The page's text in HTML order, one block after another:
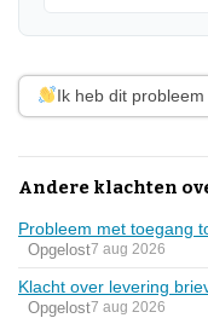
Ik heb dit probleem
Andere klachten
Probleem met toegang
Opgelost7 aug 2026
Klacht over levering
Opgelost7 aug 2026